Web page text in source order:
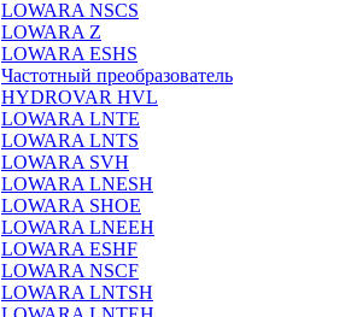
LOWARA NSCS
LOWARA Z
LOWARA ESHS
Частотный преобразователь
HYDROVAR HVL
LOWARA LNTE
LOWARA LNTS
LOWARA SVH
LOWARA LNESH
LOWARA SHOE
LOWARA LNEEH
LOWARA ESHF
LOWARA NSCF
LOWARA LNTSH